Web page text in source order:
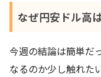
なぜ円安ドル高
今週の結論は簡単だ
なるのか少し触れた